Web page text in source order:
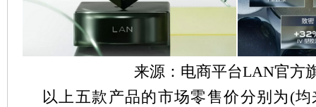
来源：电商平台LAN官方
以上五款产品的市场零售价分别为(